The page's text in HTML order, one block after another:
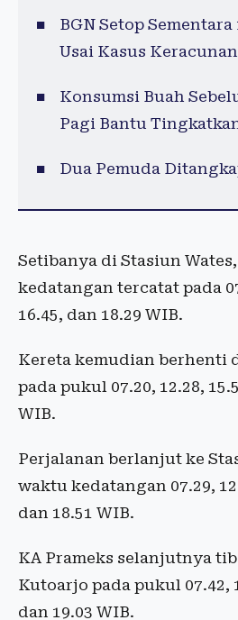
BGN Setop
Usai Kasus
Konsumsi Buah
Pagi Bantu
Dua Pemuda
Setibanya di Stasiun
kedatangan tercatat pada
16.45, dan 18.29 WIB.
Kereta kemudian berhenti
pada pukul 07.20, 12.28,
WIB.
Perjalanan berlanjut ke
waktu kedatangan 07.29,
dan 18.51 WIB.
KA Prameks selanjutnya
Kutoarjo pada pukul 07.42,
dan 19.03 WIB.